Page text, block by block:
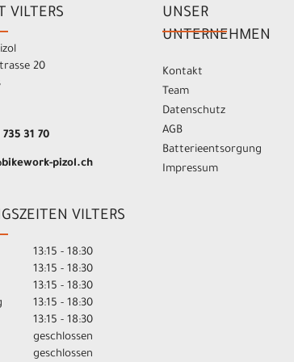
VILTERS
20
735 31 70
pizol.ch
VILTERS
13:15 - 18:30
13:15 - 18:30
13:15 - 18:30
13:15 - 18:30
13:15 - 18:30
geschlossen
geschlossen
UNSER
UNTERNEHMEN
Kontakt
Team
Datenschutz
AGB
Batterieentsorgung
Impressum